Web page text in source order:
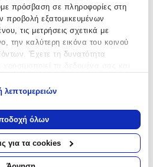
πρόσβαση σε πληροφορίες στη
εξατομικευμένων
τις μετρήσεις σχετικά με
την καλύτερη εικόνα του κοινού
Έχετε τη δυνατότητα
σχετικά με τη γεωγραφική
μπορεί να είναι ακριβείς σε
συσκευή σας σαρώνοντας ενεργά
(δακτυλικό αποτύπωμα)
λεπτομερειών
όλων
για τα cookies